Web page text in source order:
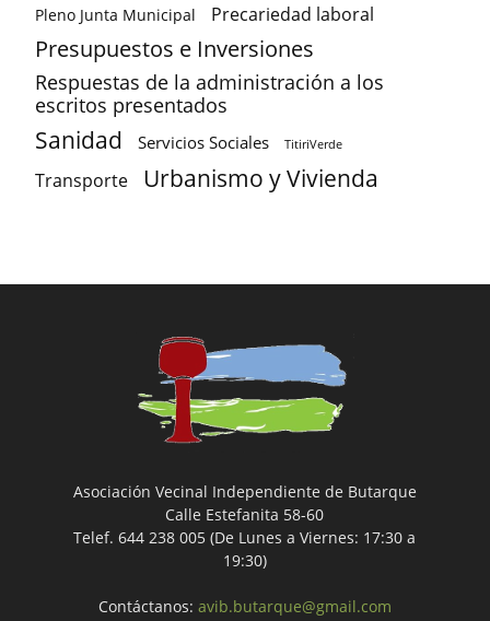
Pleno Junta Municipal Precariedad laboral
Presupuestos e Inversiones
Respuestas de la administración a los
escritos presentados
Sanidad Servicios Sociales TitiriVerde
Transporte Urbanismo y Vivienda
Asociación Vecinal Independiente de Butarque
Calle Estefanita 58-60
Telef. 644 238 005 (De Lunes a Viernes: 17:30 a
19:30)
Contáctanos: avib.butarque@gmail.com